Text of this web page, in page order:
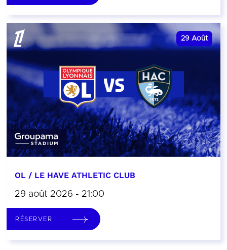
29 Août
OL / LE HAVE ATHLETIC CLUB
29 août 2026 - 21:00
RÉSERVER